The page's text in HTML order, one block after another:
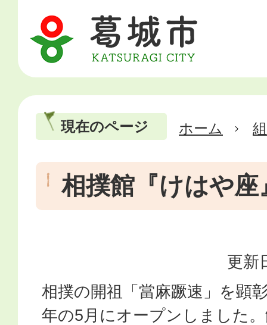
現在のページ ホーム
相撲館『けはや座
更新
相撲の開祖「當麻蹶速」を顕
年の5月にオープンしました